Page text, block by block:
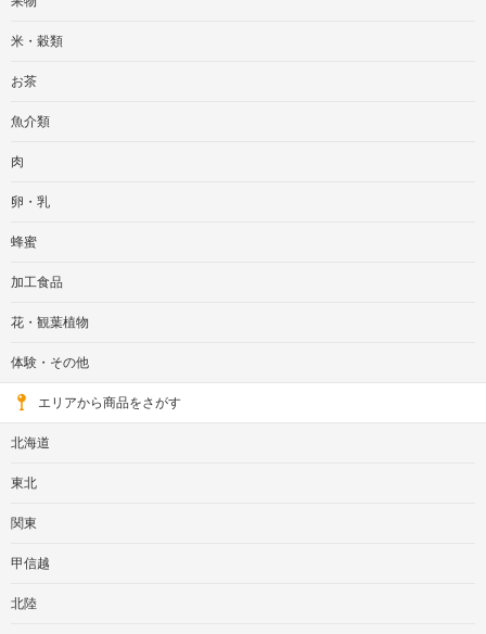
米・穀類
お茶
魚介類
肉
卵・乳
蜂蜜
加工食品
花・観葉植物
体験・その他
エリアから商品をさがす
北海道
東北
関東
甲信越
北陸